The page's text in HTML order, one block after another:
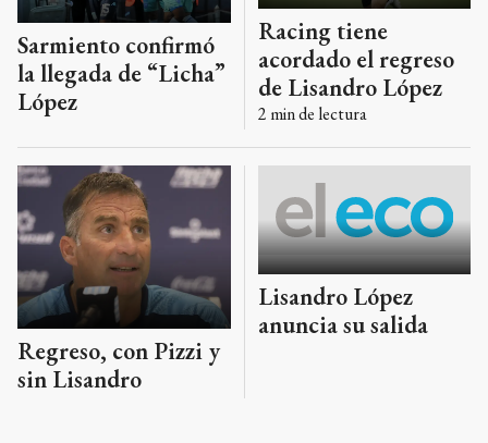
Sarmiento confirmó
la llegada de “Licha”
López
Racing tiene
acordado el regreso
de Lisandro López
2 min de lectura
Regreso, con Pizzi y
sin Lisandro
Lisandro López
anuncia su salida